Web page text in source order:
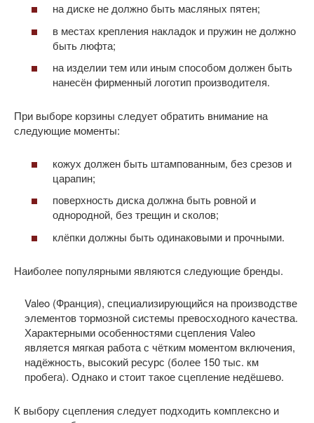
на диске не должно быть масляных пятен;
в местах крепления накладок и пружин не должно
быть люфта;
на изделии тем или иным способом должен быть
нанесён фирменный логотип производителя.
При выборе корзины следует обратить внимание на
следующие моменты:
кожух должен быть штампованным, без срезов и
царапин;
поверхность диска должна быть ровной и
однородной, без трещин и сколов;
клёпки должны быть одинаковыми и прочными.
Наиболее популярными являются следующие бренды.
Valeo (Франция), специализирующийся на производстве
элементов тормозной системы превосходного качества.
Характерными особенностями сцепления Valeo
является мягкая работа с чётким моментом включения,
надёжность, высокий ресурс (более 150 тыс. км
пробега). Однако и стоит такое сцепление недёшево.
К выбору сцепления следует подходить комплексно и